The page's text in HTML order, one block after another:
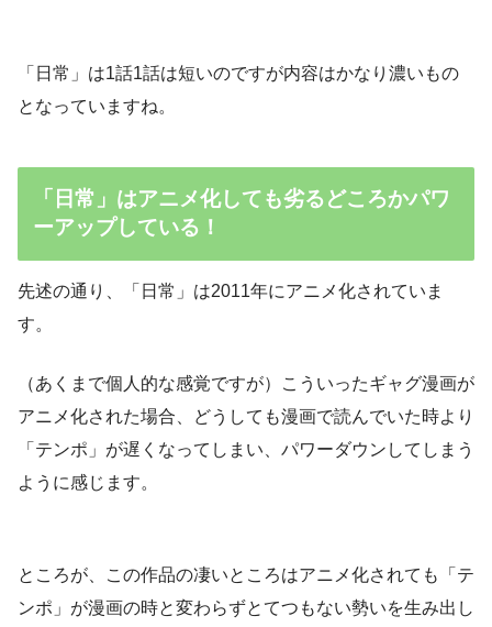
「日常」は1話1話は短いのですが内容はかなり濃いもの
となっていますね。
「日常」はアニメ化しても劣るどころかパワ
ーアップしている！
先述の通り、「日常」は2011年にアニメ化されていま
す。
（あくまで個人的な感覚ですが）こういったギャグ漫画が
アニメ化された場合、どうしても漫画で読んでいた時より
「テンポ」が遅くなってしまい、パワーダウンしてしまう
ように感じます。
ところが、この作品の凄いところはアニメ化されても「テ
ンポ」が漫画の時と変わらずとてつもない勢いを生み出し